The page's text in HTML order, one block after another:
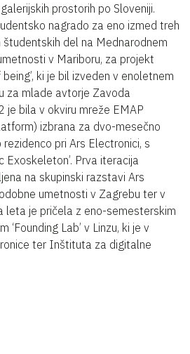
prostorih po Sloveniji.
nagrado za eno izmed treh
študentskih del na Mednarodnem
v Mariboru, za projekt
ki je bil izveden v enoletnem
za mlade avtorje Zavoda
je bila v okviru mreže EMAP
izbrana za dvo-mesečno
pri Ars Electronici, s
Exoskeleton’. Prva iteracija
na skupinski razstavi Ars
umetnosti v Zagrebu ter v
leta je pričela z eno-semesterskim
‘Founding Lab’ v Linzu, ki je v
ter Inštituta za digitalne